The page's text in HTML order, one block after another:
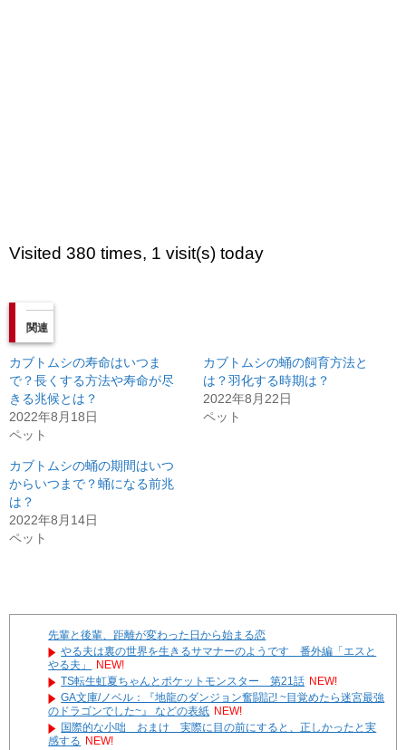
Visited 380 times, 1 visit(s) today
関連
カブトムシの寿命はいつま
で？長くする方法や寿命が尽
きる兆候とは？
2022年8月18日
ペット
カブトムシの蛹の飼育方法と
は？羽化する時期は？
2022年8月22日
ペット
カブトムシの蛹の期間はいつ
からいつまで？蛹になる前兆
は？
2022年8月14日
ペット
先輩と後輩、距離が変わった日から始まる恋
やる夫は裏の世界を生きるサマナーのようです 番外編「エスと
やる夫」
NEW!
TS転生虹夏ちゃんとポケットモンスター 第21話 NEW!
GA文庫/ノベル：『地龍のダンジョン奮闘記! ~目覚めたら迷宮最強
のドラゴンでした~』 などの表紙 NEW!
国際的な小咄 おまけ 実際に目の前にすると、正しかったと実
感する NEW!